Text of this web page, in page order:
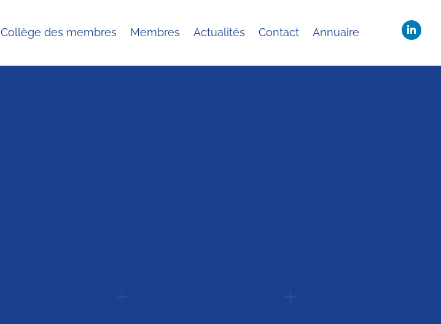
Collège des membres Membres Actualités Contact Annuaire